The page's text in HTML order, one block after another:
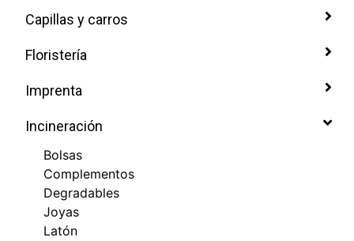
Capillas y carros
Floristería
Imprenta
Incineración
Bolsas
Complementos
Degradables
Joyas
Latón